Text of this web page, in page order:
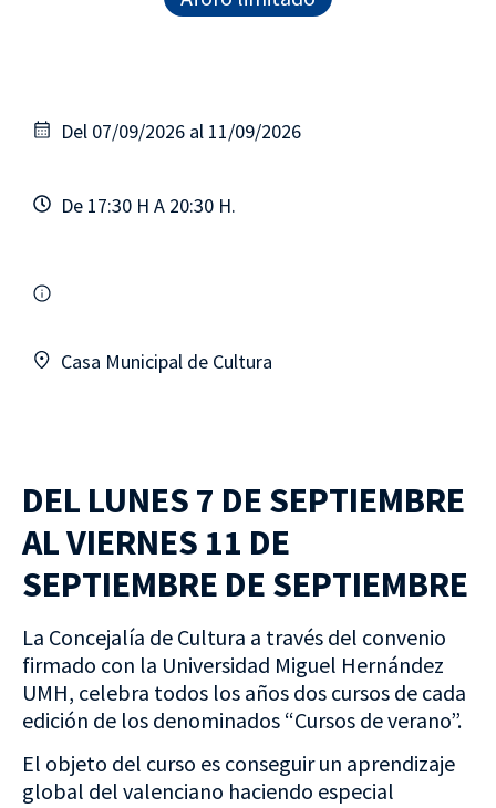
Del 07/09/2026 al 11/09/2026
De 17:30 H A 20:30 H.
Casa Municipal de Cultura
DEL LUNES 7 DE SEPTIEMBRE
AL VIERNES 11 DE
SEPTIEMBRE DE SEPTIEMBRE
La Concejalía de Cultura a través del convenio
firmado con la Universidad Miguel Hernández
UMH, celebra todos los años dos cursos de cada
edición de los denominados “Cursos de verano”.
El objeto del curso es conseguir un aprendizaje
global del valenciano haciendo especial